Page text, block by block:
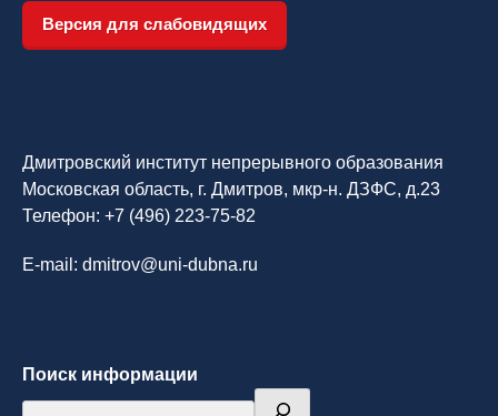
Версия для слабовидящих
Дмитровский институт непрерывного образования
Московская область, г. Дмитров, мкр-н. ДЗФС, д.23
Телефон: +7 (496) 223-75-82
E-mail: dmitrov@uni-dubna.ru
Поиск информации